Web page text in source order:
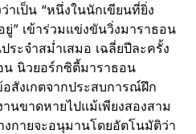
เป็น “หนึ่งในนักเขียนที่ยิ่ง
” เข้าร่วมแข่งขันวิ่งมาราธอน
ระจำสม่ำเสมอ เฉลี่ยปีละครั้ง
น นิวยอร์กซิตี้มาราธอน
สังเกตจากประสบการณ์ฝึก
นขาดหายไปแม้เพียงสองสาม
งกายจะอนุมานโดยอัตโนมัติว่า